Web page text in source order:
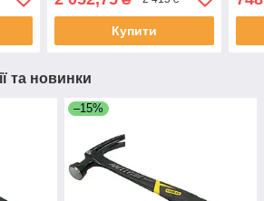
Yato YT-45483
Купити
YT-
та новинки
–15%